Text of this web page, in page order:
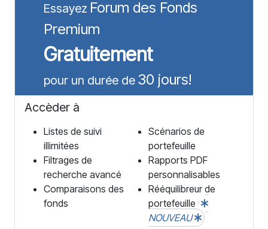
Essayez Forum des Fonds
Premium
Gratuitement
pour un durée de 30 jours!
Accèder à
Listes de suivi
illimitées
Filtrages de
recherche avancé
Comparaisons des
fonds
Scénarios de
portefeuille
Rapports PDF
personnalisables
Rééquilibreur de
portefeuille
NOUVEAU